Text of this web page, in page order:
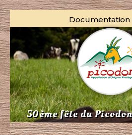
Documentation
50ème fête du